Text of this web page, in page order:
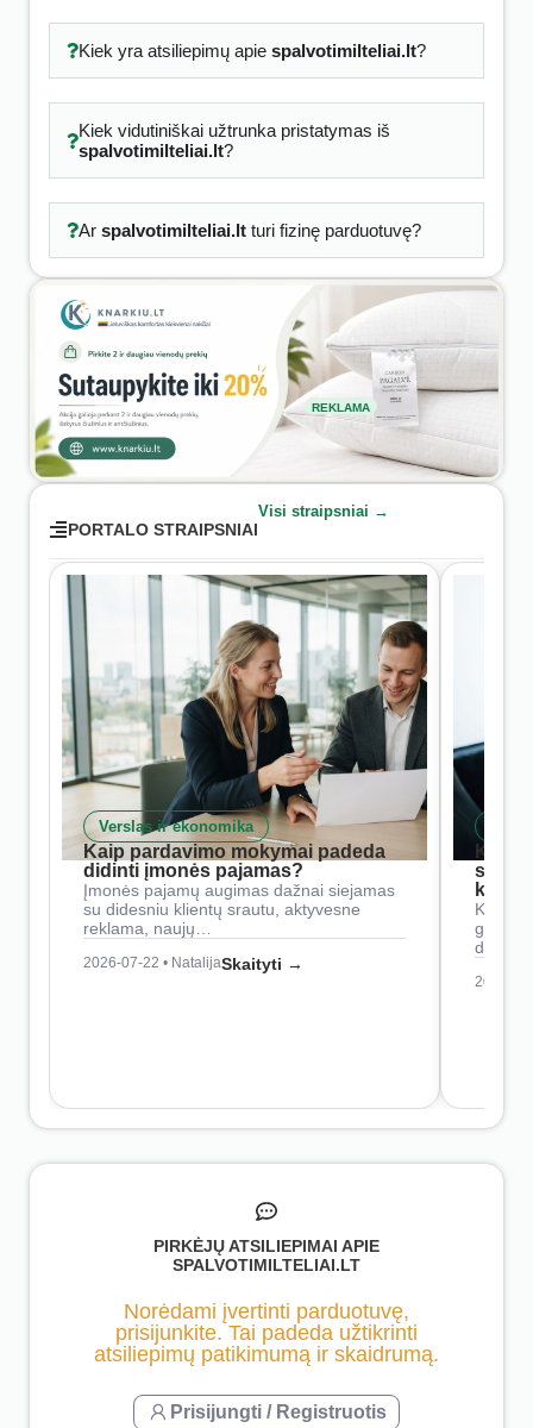
Kiek yra atsiliepimų apie spalvotimilteliai.lt?
Kiek vidutiniškai užtrunka pristatymas iš
spalvotimilteliai.lt?
Ar spalvotimilteliai.ltturi fizinę parduotuvę?
REKLAMA
PORTALO STRAIPSNIAI
Visi straipsniai →
Verslas ir ekonomika
Kaip pardavimo mokymai padeda
didinti įmonės pajamas?
Įmonės pajamų augimas dažnai siejamas
su didesniu klientų srautu, aktyvesne
reklama, naujų…
2026-07-22 • NatalijaSkaityti →
Kaip
2026-
PIRKĖJŲ ATSILIEPIMAI APIE
SPALVOTIMILTELIAI.LT
Norėdami įvertinti parduotuvę,
prisijunkite. Tai padeda užtikrinti
atsiliepimų patikimumą ir skaidrumą.
Prisijungti / Registruotis